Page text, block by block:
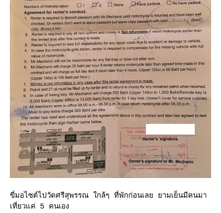
ขี่มอไซต์ไปวัดศรีสุพรรณ ใกล้ๆ ที่พักก่อนเลย ยามเย็นมีคนมา
เที่ยวแค่ 5 คนเอง